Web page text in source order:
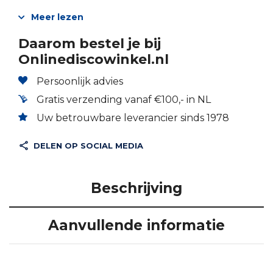
Meer lezen
Daarom bestel je bij
Onlinediscowinkel.nl
Persoonlijk advies
Gratis verzending vanaf €100,- in NL
Uw betrouwbare leverancier sinds 1978
DELEN OP SOCIAL MEDIA
Beschrijving
Aanvullende informatie